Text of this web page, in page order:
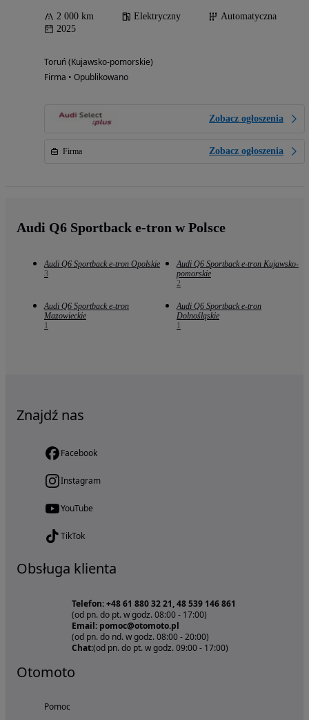
2 000 km Elektryczny
Automatyczna
2025
Toruń (Kujawsko-pomorskie)
Firma • Opublikowano
Zobacz ogłoszenia
Firma Zobacz ogłoszenia
Audi Q6 Sportback e-tron w Polsce
Audi Q6 Sportback e-tron Opolskie
3
Audi Q6 Sportback e-tron Kujawsko-
pomorskie
2
Audi Q6 Sportback e-tron
Mazowieckie
1
Audi Q6 Sportback e-tron
Dolnośląskie
1
Znajdź nas
Facebook
Instagram
YouTube
TikTok
Obsługa klienta
Telefon: +48 61 880 32 21, 48 539 146 861
(od pn. do pt. w godz. 08:00 - 17:00)
Email: pomoc@otomoto.pl
(od pn. do nd. w godz. 08:00 - 20:00)
Chat:(od pn. do pt. w godz. 09:00 - 17:00)
Otomoto
Pomoc